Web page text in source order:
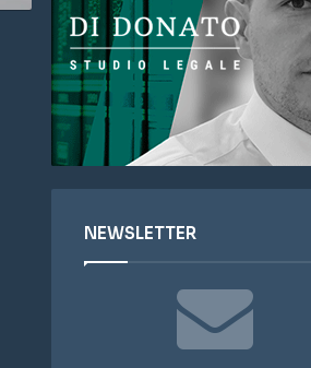
NEWSLETTER